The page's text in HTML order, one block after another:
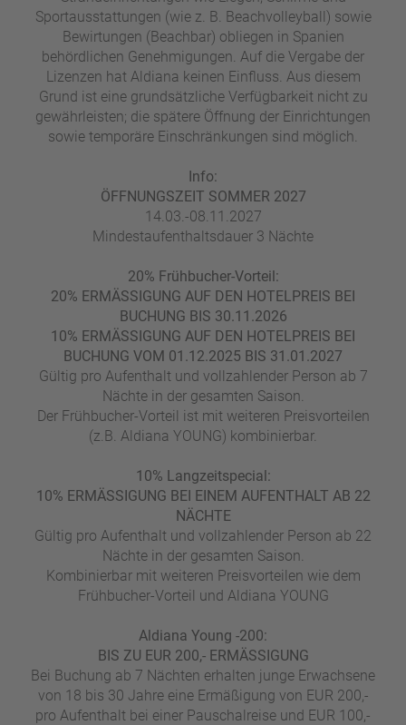
Sportausstattungen (wie z. B. Beachvolleyball) sowie
Bewirtungen (Beachbar) obliegen in Spanien
behördlichen Genehmigungen. Auf die Vergabe der
Lizenzen hat Aldiana keinen Einfluss. Aus diesem
Grund ist eine grundsätzliche Verfügbarkeit nicht zu
gewährleisten; die spätere Öffnung der Einrichtungen
sowie temporäre Einschränkungen sind möglich.
Info:
ÖFFNUNGSZEIT SOMMER 2027
14.03.-08.11.2027
Mindestaufenthaltsdauer 3 Nächte
20% Frühbucher-Vorteil:
20% ERMÄSSIGUNG AUF DEN HOTELPREIS BEI
BUCHUNG BIS 30.11.2026
10% ERMÄSSIGUNG AUF DEN HOTELPREIS BEI
BUCHUNG VOM 01.12.2025 BIS 31.01.2027
Gültig pro Aufenthalt und vollzahlender Person ab 7
Nächte in der gesamten Saison.
Der Frühbucher-Vorteil ist mit weiteren Preisvorteilen
(z.B. Aldiana YOUNG) kombinierbar.
10% Langzeitspecial:
10% ERMÄSSIGUNG BEI EINEM AUFENTHALT AB 22
NÄCHTE
Gültig pro Aufenthalt und vollzahlender Person ab 22
Nächte in der gesamten Saison.
Kombinierbar mit weiteren Preisvorteilen wie dem
Frühbucher-Vorteil und Aldiana YOUNG
Aldiana Young -200:
BIS ZU EUR 200,- ERMÄSSIGUNG
Bei Buchung ab 7 Nächten erhalten junge Erwachsene
von 18 bis 30 Jahre eine Ermäßigung von EUR 200,-
pro Aufenthalt bei einer Pauschalreise und EUR 100,-